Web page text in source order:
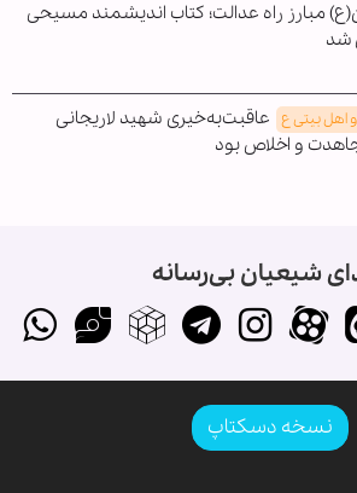
مبارز راه عدالت؛ کتاب اندیشمند مسیحی
شد
و اهل بیتی ع عاقبت‌به‌خیری شهید لاریجانی
و اخلاص بود
شیعیان بی‌رسانه
نسخه دسکتاپ